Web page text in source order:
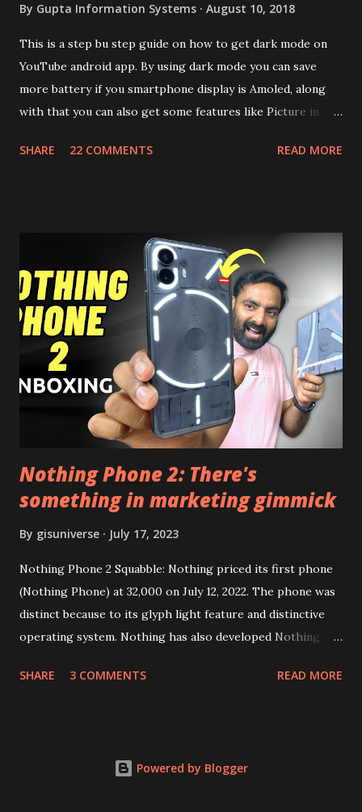
By Gupta Information Systems August 10, 2018
This is a step bu step guide on how to get dark mode on
YouTube android app. By using dark mode you can save
more battery if you smartphone display is Amoled, along
with that you can also get some features like Picture in
install and apk get this feature work. Install at your own
Launcher for any Android Device Video Demo:- Check out
the video description before and see all the features on
this, before you try and install it. Files Needed:- You may
need to install following set of files. Also keep an eye on
this link to get the updated file. Micro G Vanced (For
Google Sign In) YouTube Vanced (With Black Theme) Steps
to Follow:- You need to install the YouTube vanced apk
from the link above and optionally you can i...
SHARE 22 COMMENTS READ MORE
Nothing Phone 2: There's
something in marketing gimmick
By gisuniverse July 17, 2023
Nothing Phone 2 Squabble: Nothing priced its first phone
(Nothing Phone) at 32,000 on July 12, 2022. The phone was
distinct because to its glyph light feature and distinctive
operating system. Nothing has also developed Nothing
million units worldwide as of the end of 2022. Here is our
marketing techniques rather than his products. They
SHARE 3 COMMENTS READ MORE
Powered by Blogger